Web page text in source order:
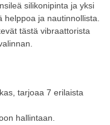
silikonipinta ja yksi
helppoa ja nautinnollista.
tästä vibraattorista
tarjoaa 7 erilaista
hallintaan.